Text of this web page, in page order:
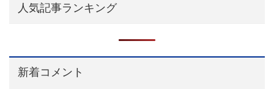
人気記事ランキング
新着コメント